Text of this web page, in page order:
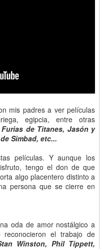
mis padres a ver películas
egipcia, entre otras
Furias de Titanes, Jasón y
Simbad, etc...
películas. Y aunque los
tengo el don de que
algo placentero distinto a
persona que se cierre en
oda de amor nostálgico a
reconocieron el trabajo de
Winston, Phil Tippett,